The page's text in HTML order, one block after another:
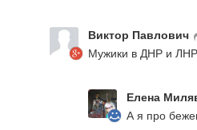
Виктор Павлович
Мужики в ДНР и ЛНР
Елена
А я про